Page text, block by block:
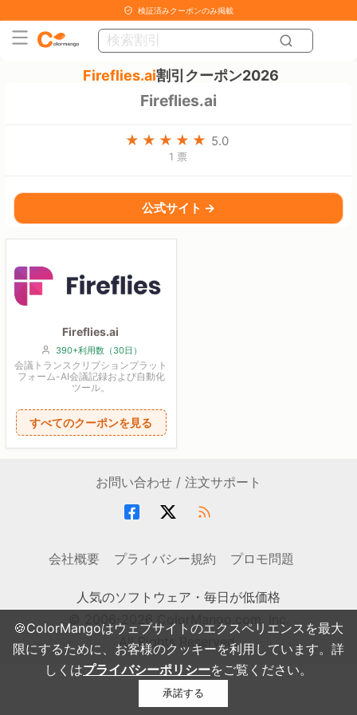
🍪ColorMangoはウェブサイトのエクスペリエンスを最大
限にするために、お客様のクッキーを利用しています。詳
しくはプライバシーポリシーをご覧ください。
承諾する
検証済みクーポンのみ掲載
Fireflies.ai割引クーポン2026
Fireflies.ai
5.0
1 票
公式サイト →
Fireflies.ai
390+利用数（30日）
会議トランスクリプションプラット
フォーム-AI会議記録および自動化
ツール。
すべてのクーポンを見る
お問い合わせ / 注文サポート
会社概要 プライバシー規約 プロモ問題
人気のソフトウェア・毎日が低価格
© 2006-2026 ColorMango.com, Inc.
All Rights Reserved.